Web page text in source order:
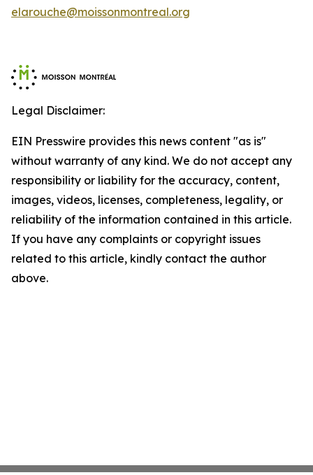
elarouche@moissonmontreal.org
Legal Disclaimer:
EIN Presswire provides this news content "as is"
without warranty of any kind. We do not accept any
responsibility or liability for the accuracy, content,
images, videos, licenses, completeness, legality, or
reliability of the information contained in this article.
If you have any complaints or copyright issues
related to this article, kindly contact the author
above.